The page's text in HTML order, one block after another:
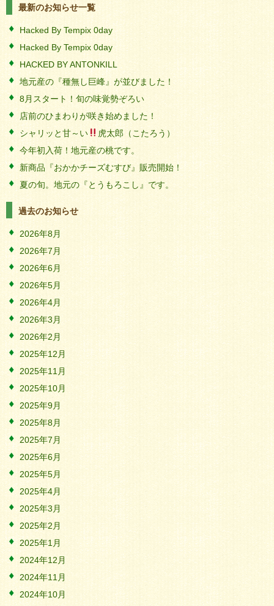
最新のお知らせ一覧
Hacked By Tempix 0day
Hacked By Tempix 0day
HACKED BY ANTONKILL
地元産の『種無し巨峰』が並びました！
8月スタート！旬の味覚勢ぞろい
店前のひまわりが咲き始めました！
シャリッと甘～い
虎太郎（こたろう）
今年初入荷！地元産の桃です。
新商品『おかかチーズむすび』販売開始！
夏の旬。地元の『とうもろこし』です。
過去のお知らせ
2026年8月
2026年7月
2026年6月
2026年5月
2026年4月
2026年3月
2026年2月
2025年12月
2025年11月
2025年10月
2025年9月
2025年8月
2025年7月
2025年6月
2025年5月
2025年4月
2025年3月
2025年2月
2025年1月
2024年12月
2024年11月
2024年10月